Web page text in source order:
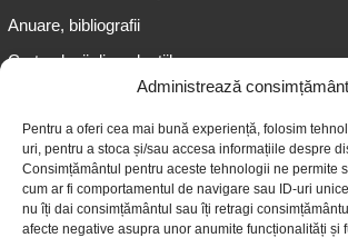
Administrează
Pentru a oferi cea mai bună experiență, folosim
uri, pentru a stoca și/sau accesa informațiile despre
Consimțământul pentru aceste tehnologii ne permite
cum ar fi comportamentul de navigare sau ID-uri
nu îți dai consimțământul sau îți retragi
afecte negative asupra unor anumite funcționalități și
Anuare, bibliografii
Cartea lunii din colecțiile
Informații pentru adolescenți
Informații pentru adulți
Informații pentru seniori